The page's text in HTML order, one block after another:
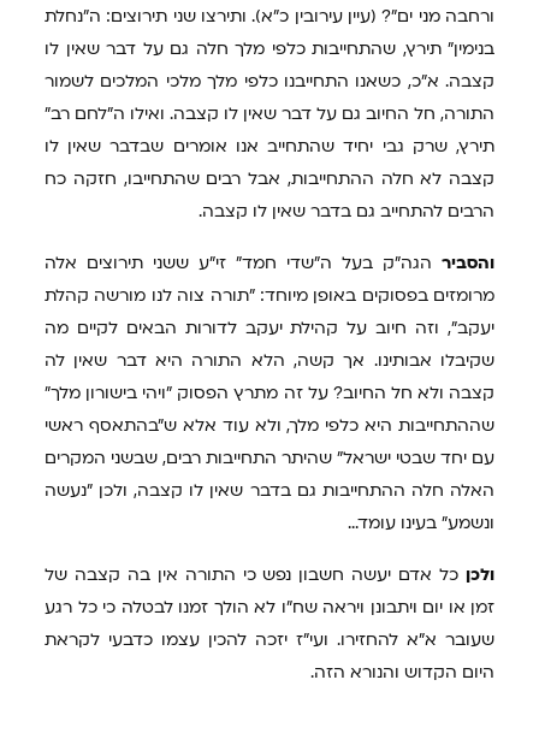
ורחבה מני ים"? (עיין עירובין כ"א). ותירצו שני תירוצים: ה"נחלת
בנימין" תירץ, שהתחייבות כלפי מלך חלה גם על דבר שאין לו
קצבה. א"כ, כשאנו התחייבנו כלפי מלך מלכי המלכים לשמור
התורה, חל החיוב גם על דבר שאין לו קצבה. ואילו ה"לחם רב"
תירץ, שרק גבי יחיד שהתחייב אנו אומרים שבדבר שאין לו
קצבה לא חלה ההתחייבות, אבל רבים שהתחייבו, חזקה כח
הרבים להתחייב גם בדבר שאין לו קצבה.
והסביר הגה"ק בעל ה"שדי חמד" זי"ע ששני תירוצים אלה
מרומזים בפסוקים באופן מיוחד: "תורה צוה לנו מורשה קהלת
יעקב", וזה חיוב על קהילת יעקב לדורות הבאים לקיים מה
שקיבלו אבותינו. אך קשה, הלא התורה היא דבר שאין לה
קצבה ולא חל החיוב? על זה מתרץ הפסוק "ויהי בישורון מלך"
שההתחייבות היא כלפי מלך, ולא עוד אלא ש"בהתאסף ראשי
עם יחד שבטי ישראל" שהיתר התחייבות רבים, שבשני המקרים
האלה חלה ההתחייבות גם בדבר שאין לו קצבה, ולכן "נעשה
ונשמע" בעינו עומד...
ולכן כל אדם יעשה חשבון נפש כי התורה אין בה קצבה של
זמן או יום ויתבונן ויראה שח"ו לא הולך זמנו לבטלה כי כל רגע
שעובר א"א להחזירו. ועי"ז יזכה להכין עצמו כדבעי לקראת
היום הקדוש והנורא הזה.